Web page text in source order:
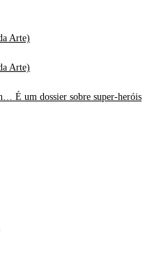
Arte)
Arte)
É um dossier sobre super-heróis